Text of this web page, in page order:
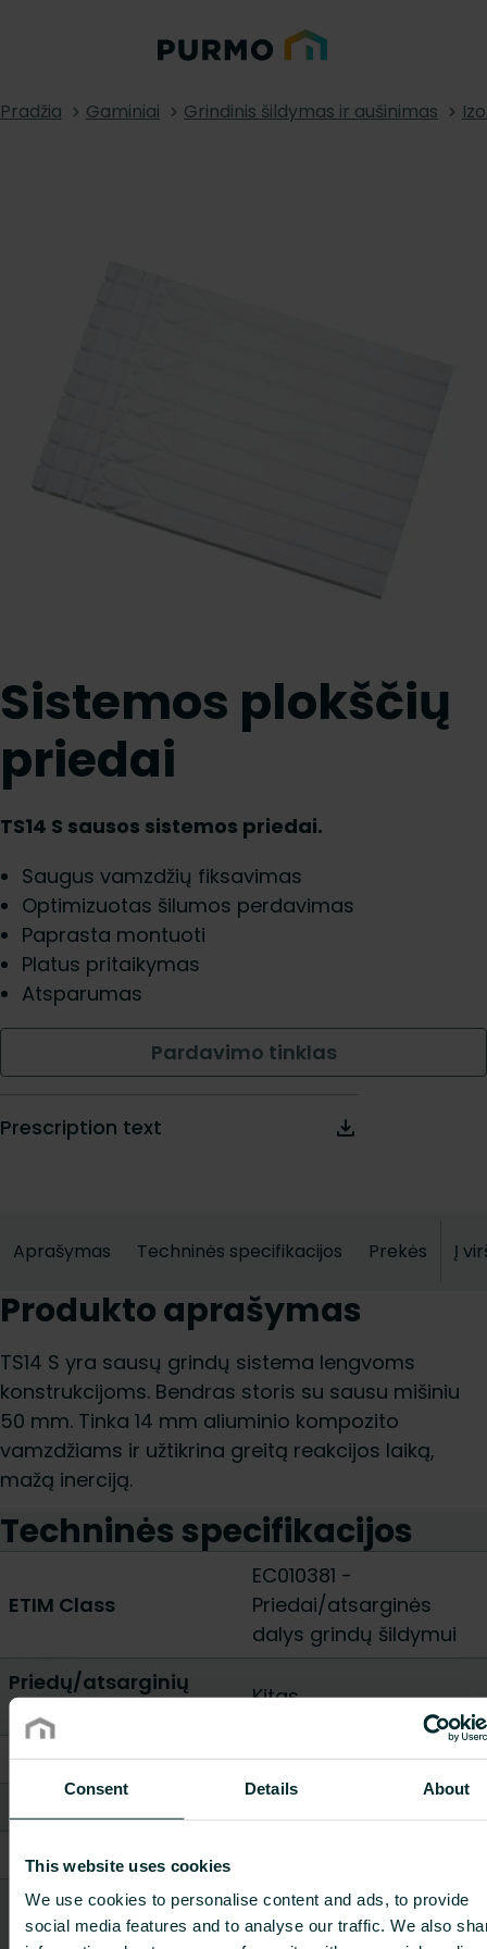
Consent Details About
This website uses cookies
We use cookies to personalise content and ads, to provide
social media features and to analyse our traffic. We also
Pradžia Gaminiai Grindinis šildymas ir aušinimas
Sistemos plokščių
priedai
TS14 S sausos sistemos priedai.
Saugus vamzdžių fiksavimas
Optimizuotas šilumos perdavimas
Paprasta montuoti
Platus pritaikymas
Atsparumas
Pardavimo tinklas
Prescription text
Aprašymas Techninės specifikacijos Prekės Į
Produkto aprašymas
TS14 S yra sausų grindų sistema lengvoms
konstrukcijoms. Bendras storis su sausu mišiniu
50 mm. Tinka 14 mm aliuminio kompozito
vamzdžiams ir užtikrina greitą reakcijos laiką,
mažą inerciją.
Techninės specifikacijos
ETIM Class
EC010381 -
Priedai/atsarginės
dalys grindų šildymui
Priedų/atsarginių
dalių tipas
Kitas
Aukštis [mm] 1-300
Gylis [mm]
Svoris [kg]
12.2-35